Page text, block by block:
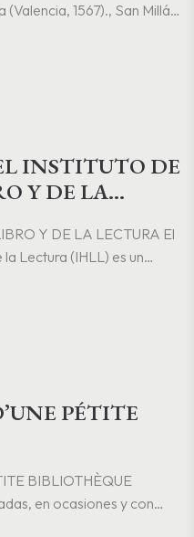
1567)., San Millán
INSTITUTO DE
Y DE LA
Y DE LA LECTURA El
Lectura (IHLL) es un
PÉTITE
BIBLIOTHÈQUE
en ocasiones y con